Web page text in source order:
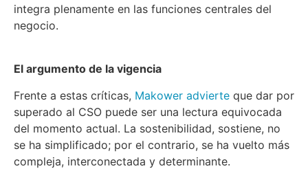
integra plenamente en las funciones centrales del
negocio.
El argumento de la vigencia
Frente a estas críticas, Makower advierte que dar por
superado al CSO puede ser una lectura equivocada
del momento actual. La sostenibilidad, sostiene, no
se ha simplificado; por el contrario, se ha vuelto más
compleja, interconectada y determinante.